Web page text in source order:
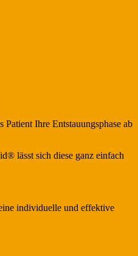
Ihre Entstauungsphase ab
lässt sich diese ganz einfach
individuelle und effektive